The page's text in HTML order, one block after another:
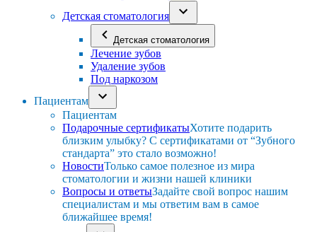
Детская стоматология
Детская стоматология
Лечение зубов
Удаление зубов
Под наркозом
Пациентам
Пациентам
Подарочные сертификатыХотите подарить
близким улыбку? С сертификатами от “Зубного
стандарта” это стало возможно!
НовостиТолько самое полезное из мира
стоматологии и жизни нашей клиники
Вопросы и ответыЗадайте свой вопрос нашим
специалистам и мы ответим вам в самое
ближайшее время!